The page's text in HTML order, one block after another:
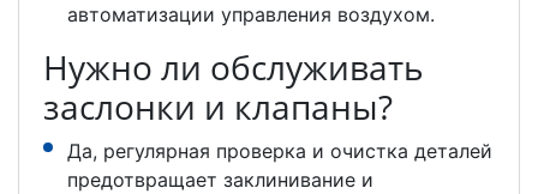
автоматизации управления воздухом.
Нужно ли обслуживать
заслонки и клапаны?
Да, регулярная проверка и очистка деталей
предотвращает заклинивание и